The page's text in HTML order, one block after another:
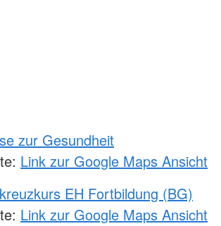
zur Gesundheit
Link zur Google Maps Ansicht
EH Fortbildung (BG)
Link zur Google Maps Ansicht